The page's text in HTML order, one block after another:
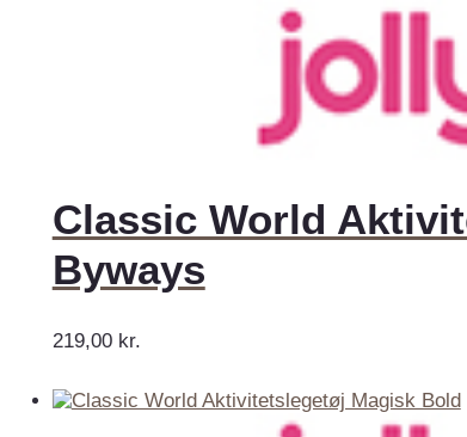
Classic World
Byways
219,00 kr.